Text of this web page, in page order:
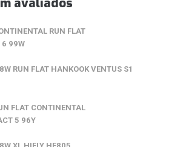
RUN FLAT
6 99W
RUN FLAT HANKOOK VENTUS S1
FLAT CONTINENTAL
5 96Y